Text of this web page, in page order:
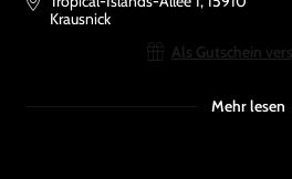
Krausnick
Als Gutschein
Mehr lesen